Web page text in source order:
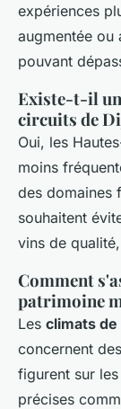
expériences
augmentée ou
pouvant
Existe-t-il
circuits de
Oui, les
moins
des domaines
souhaitent
vins de
Comment
patrimoine
Les climats
concernent
figurent sur
précises